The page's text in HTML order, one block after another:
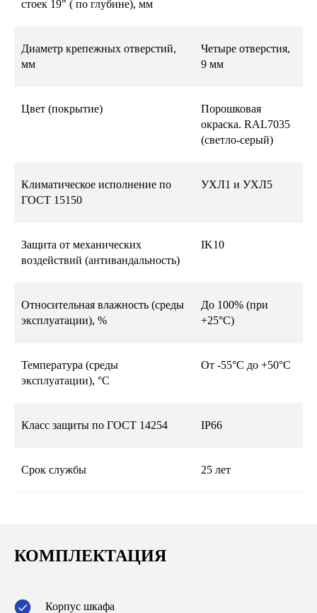
стоек 19" ( по глубине), мм
Диаметр крепежных отверстий,
мм
Четыре отверстия,
9 мм
Цвет (покрытие)
Порошковая
окраска. RAL7035
(светло-серый)
Климатическое исполнение по
ГОСТ 15150
УХЛ1 и УХЛ5
Защита от механических
воздействий (антивандальность)
IK10
Относительная влажность (среды
эксплуатации), %
До 100% (при
+25°С)
Температура (среды
эксплуатации), °С
От -55°С до +50°С
Класс защиты по ГОСТ 14254 IP66
Срок службы 25 лет
КОМПЛЕКТАЦИЯ
Корпус шкафа